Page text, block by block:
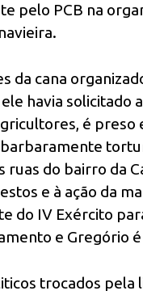
pelo PCB na
da cana
havia solicitado
é preso
do bairro da
e à ação da
do IV Exército
e Gregório
trocados